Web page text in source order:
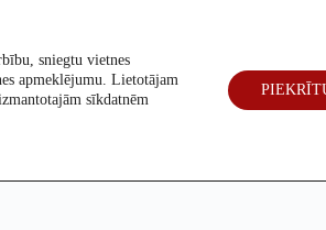
Vēlēšanas 2026
sniegtu vietnes
apmeklējumu. Lietotājam
sīkdatnēm